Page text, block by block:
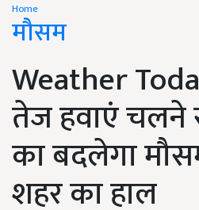
Home
मौसम
Weather
तेज हवाएं चलने
का बदलेगा
शहर का हाल